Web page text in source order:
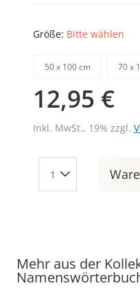
Größe: Bitte wählen
50 х 100 cm 70 х
12,95 €
Inkl. MwSt., 19% zzgl.
Mehr aus der